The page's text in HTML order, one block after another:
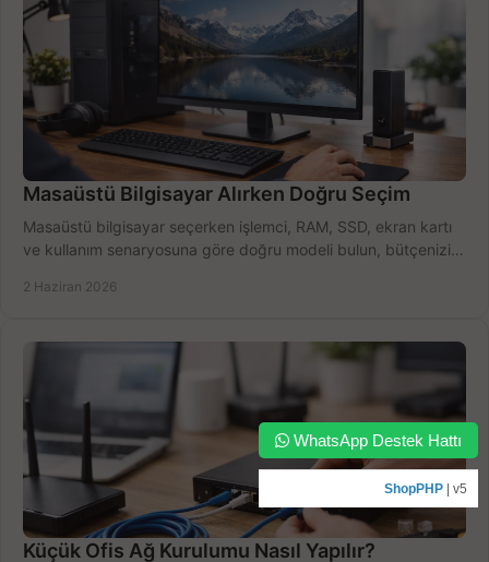
Masaüstü Bilgisayar Alırken Doğru Seçim
Masaüstü bilgisayar seçerken işlemci, RAM, SSD, ekran kartı
ve kullanım senaryosuna göre doğru modeli bulun, bütçenizi
2 Haziran 2026
Küçük Ofis Ağ Kurulumu Nasıl Yapılır?
WhatsApp Destek Hattı
ShopPHP | v5